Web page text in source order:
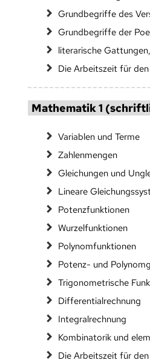
Grundbegriffe des
Grundbegriffe der
literarische
Die Arbeitszeit für
Mathematik 1
Variablen und Terme
Zahlenmengen
Gleichungen und
Lineare
Potenzfunktionen
Wurzelfunktionen
Polynomfunktionen
Potenz- und
Trigonometrische
Differentialrechnung
Integralrechnung
Kombinatorik und
Die Arbeitszeit für